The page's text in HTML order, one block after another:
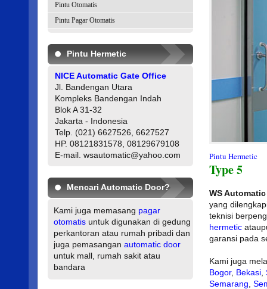
Pintu Otomatis
Pintu Pagar Otomatis
Pintu Hermetic
NICE Automatic Gate Office
Jl. Bandengan Utara
Kompleks Bandengan Indah
Blok A 31-32
Jakarta - Indonesia
Telp. (021) 6627526, 6627527
HP. 08121831578, 08129679108
E-mail. wsautomatic@yahoo.com
Mencari Automatic Door?
Kami juga memasang pagar
otomatisuntuk digunakan di gedung
perkantoran atau rumah pribadi dan
juga pemasangan automatic door
untuk mall, rumah sakit atau
bandara
Pintu Hermetic
Type 5
WS Automatic
yang
teknisi
hermetic
garansi pada
Kami juga
Bogor, Bekasi,
Semarang